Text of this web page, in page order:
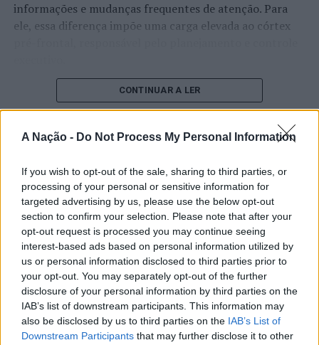
A Nação - Do Not Process My Personal Information
If you wish to opt-out of the sale, sharing to third parties, or
processing of your personal or sensitive information for
targeted advertising by us, please use the below opt-out
section to confirm your selection. Please note that after your
opt-out request is processed you may continue seeing
interest-based ads based on personal information utilized by
us or personal information disclosed to third parties prior to
your opt-out. You may separately opt-out of the further
disclosure of your personal information by third parties on the
IAB’s list of downstream participants. This information may
also be disclosed by us to third parties on the IAB’s List of
Downstream Participants that may further disclose it to other
PRÓXIMO
Voleibol: Portugueses pelo mundo
Freguesia do Concelho solicitam, através de ofício
conjunto, audiências ao Ministro da Saúde e ao Diretor-
Executivo do SNS
informações e mudanças frequentes de atenção. Para
ele, essa diferença impõe uma carga elevada ao córtex
O pesquisador afirma que plataformas digitais também
estimulam continuamente o sistema de recompensa do
cérebro, favorecendo a fadiga mental, a dificuldade de
manter a atenção e a procrastinação. Na sua visão,
aumentam a sensação de sobrecarga, enquanto o stress
prolongado pode elevar os níveis de cortisol e
prejudicar o desempenho cognitivo.
Fabiano de Abreu Agrela Rodrigues ressalta que não há
evidências de que o ambiente digital provoque mudanças
genéticas na espécie humana. A adaptação observada,
afirma, ocorre por meio da neuroplasticidade, processo
pelo qual os circuitos neurais se reorganizam em
resposta às experiências.
CONTINUAR A LER
“Millennium Estoril Open 2026”
regressou ao circuito ATP com
vitória do francês Luca Van Assche
on
Por Ígor Lopes
O “Millennium Estoril Open 2026” decorreu entre os